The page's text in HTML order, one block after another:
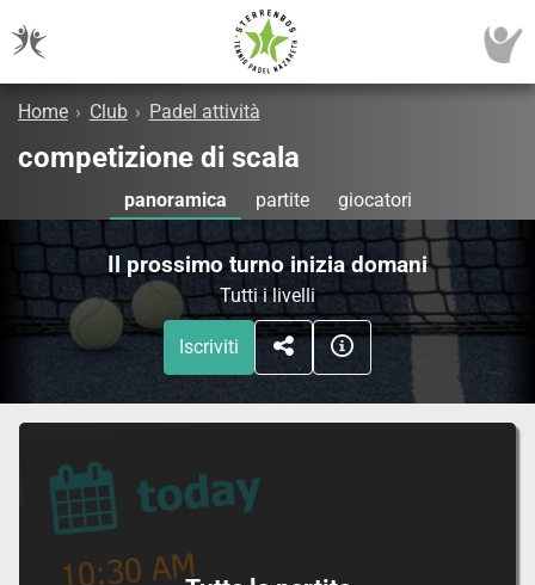
Home › Club › Padel attività
competizione di scala
panoramica partite giocatori
Il prossimo turno inizia domani
Tutti i livelli
Iscriviti